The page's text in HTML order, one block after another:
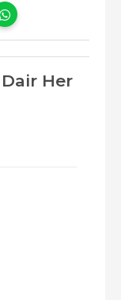
Her